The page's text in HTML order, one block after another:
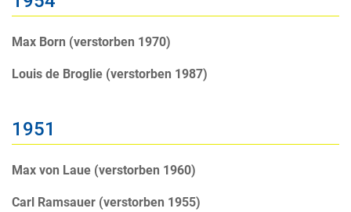
Max Born (verstorben 1970)
Louis de Broglie (verstorben 1987)
1951
Max von Laue (verstorben 1960)
Carl Ramsauer (verstorben 1955)